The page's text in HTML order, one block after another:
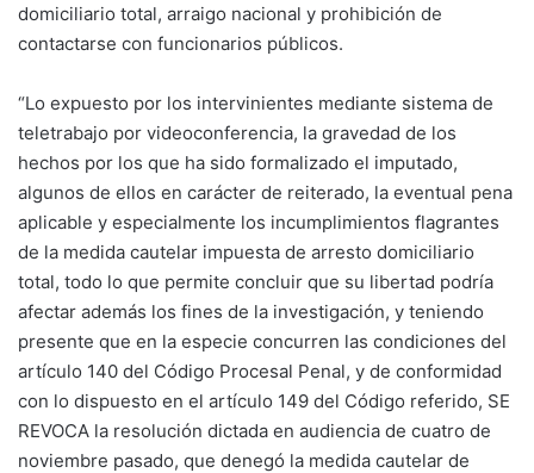
domiciliario total, arraigo nacional y prohibición de
contactarse con funcionarios públicos.
“Lo expuesto por los intervinientes mediante sistema de
teletrabajo por videoconferencia, la gravedad de los
hechos por los que ha sido formalizado el imputado,
algunos de ellos en carácter de reiterado, la eventual pena
aplicable y especialmente los incumplimientos flagrantes
de la medida cautelar impuesta de arresto domiciliario
total, todo lo que permite concluir que su libertad podría
afectar además los fines de la investigación, y teniendo
presente que en la especie concurren las condiciones del
artículo 140 del Código Procesal Penal, y de conformidad
con lo dispuesto en el artículo 149 del Código referido, SE
REVOCA la resolución dictada en audiencia de cuatro de
noviembre pasado, que denegó la medida cautelar de